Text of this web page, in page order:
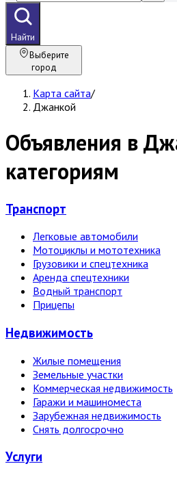
Найти
Выберите
город
Карта сайта/
Джанкой
Объявления в
категориям
Транспорт
Легковые автомобили
Мотоциклы и мототехника
Грузовики и спецтехника
Аренда спецтехники
Водный транспорт
Прицепы
Недвижи­мость
Жилые помещения
Земельные участки
Коммерческая недвижимость
Гаражи и машиноместа
Зарубежная недвижимость
Снять долгосрочно
Услуги